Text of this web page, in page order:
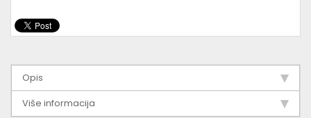
Opis
Više informacija